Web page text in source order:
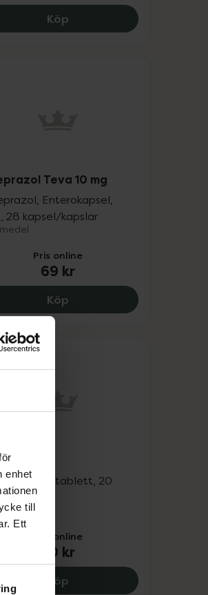
enhet
till
Ett
KöpSamarin, 57 kr.
Teva 10 mg
Enterokapsel,
28 kapsel/kapslar
Pris online
69 kr
KöpOmeprazol Teva 10 mg,
Tuggtablett, 20
Pris online
70 kr
KöpGaviscon, 70 kr.